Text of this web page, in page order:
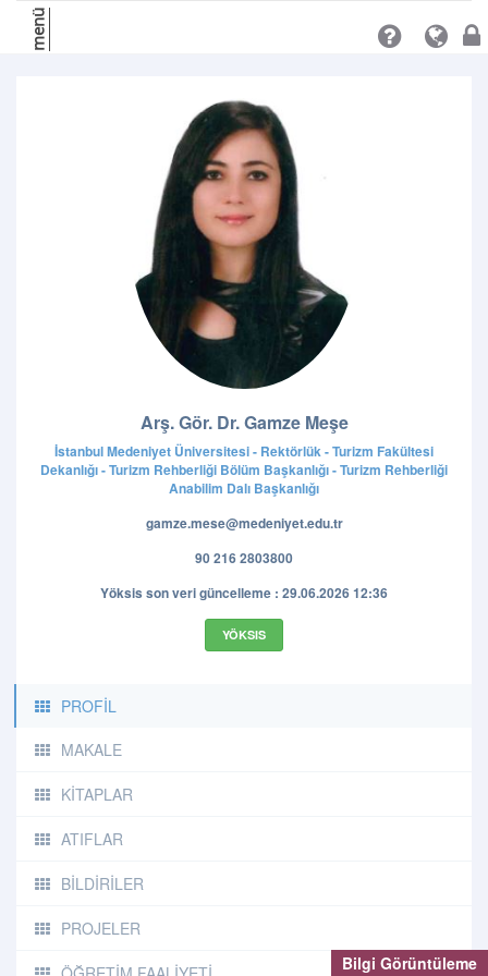
Bilgi Görüntüleme
menü
Arş. Gör. Dr. Gamze Meşe
İstanbul Medeniyet Üniversitesi - Rektörlük - Turizm Fakültesi
Dekanlığı - Turizm Rehberliği Bölüm Başkanlığı - Turizm Rehberliği
Anabilim Dalı Başkanlığı
gamze.mese@medeniyet.edu.tr
90 216 2803800
Yöksis son veri güncelleme : 29.06.2026 12:36
YÖKSIS
PROFİL
MAKALE
KİTAPLAR
ATIFLAR
BİLDİRİLER
PROJELER